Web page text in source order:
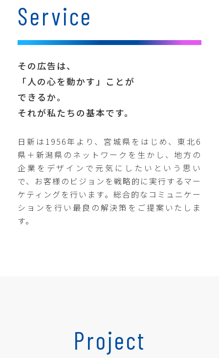
Service
その広告は、
「人の心を動かす」ことが
できるか。
それが私たちの基本です。
日新は1956年より、宮城県をはじめ、東北6
県＋新潟県のネットワークを生かし、地方の
企業をデザインで元気にしたいという思い
で、お客様のビジョンを戦略的に実行するマー
ケティングを行います。総合的なコミュニケー
ションを行い最良の解決策をご提案いたしま
す。
Project